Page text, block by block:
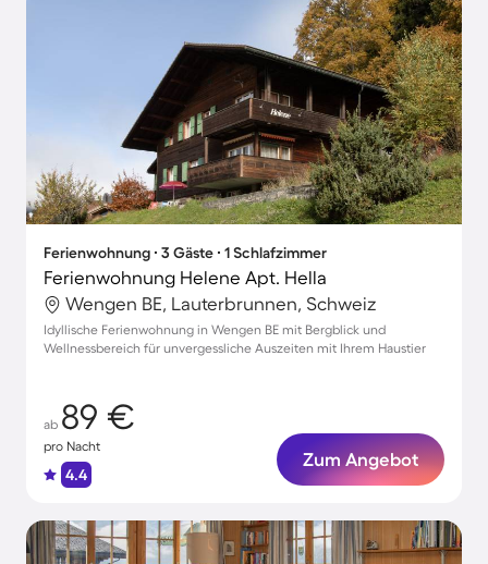
Ferienwohnung ∙ 3 Gäste ∙ 1 Schlafzimmer
Ferienwohnung Helene Apt. Hella
Wengen BE, Lauterbrunnen, Schweiz
Idyllische Ferienwohnung in Wengen BE mit Bergblick und
Wellnessbereich für unvergessliche Auszeiten mit Ihrem Haustier
ab 89 €
pro Nacht
4.4
Zum Angebot